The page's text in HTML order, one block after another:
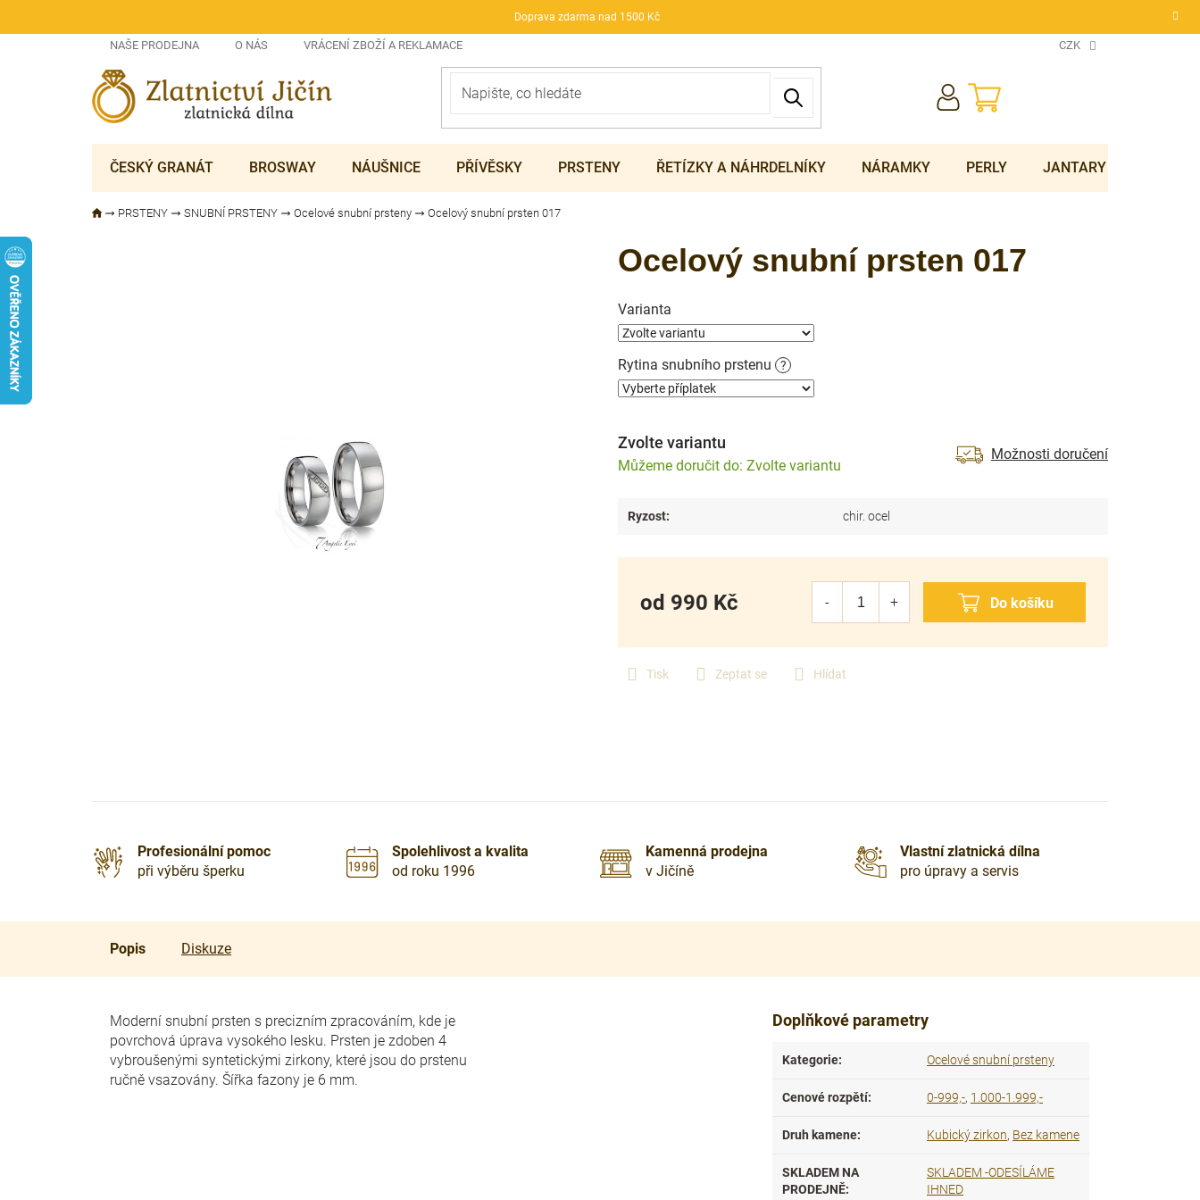
Doprava zdarma nad 1500 Kč
NAŠE PRODEJNA O NÁS VRÁCENÍ ZBOŽÍ A REKLAMACE CZK
NÁKUPNÍ
KOŠÍK
ČESKÝ GRANÁT BROSWAY NÁUŠNICE PŘÍVĚSKY PRSTENY ŘETÍZKY A NÁHRDELNÍKY NÁRAMKY PERLY JANTARY
PRSTENY SNUBNÍ PRSTENY Ocelové snubní prsteny Ocelový snubní prsten 017
Varianta
Rytina snubního prstenu ?
Tisk Zeptat se Hlídat
Ocelový snubní prsten 017
Zvolte variantu
Zvolte variantu
Možnosti doručení
od 990 Kč
Ryzost: chir. ocel
Profesionální pomoc
při výběru šperku
Spolehlivost a kvalita
od roku 1996
Kamenná prodejna
v Jičíně
Vlastní zlatnická dílna
pro úpravy a servis
Popis Diskuze
Moderní snubní prsten s precizním zpracováním, kde je
povrchová úprava vysokého lesku. Prsten je zdoben 4
vybroušenými syntetickými zirkony, které jsou do prstenu
ručně vsazovány. Šířka fazony je 6 mm.
Doplňkové parametry
Kategorie: Ocelové snubní prsteny
Cenové rozpětí: 0-999,-, 1.000-1.999,-
Druh kamene: Kubický zirkon, Bez kamene
SKLADEM NA
PRODEJNĚ:
SKLADEM -ODESÍLÁME
IHNED